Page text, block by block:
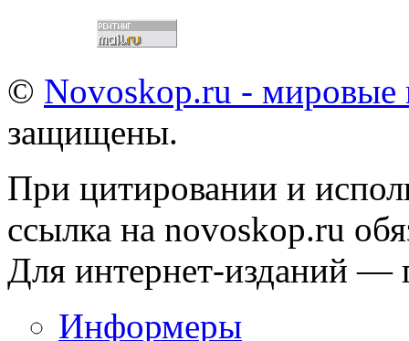
© Novoskop.ru - мировые
защищены.
При цитировании и
ссылка на novoskop.ru
Для интернет-изданий —
Информеры